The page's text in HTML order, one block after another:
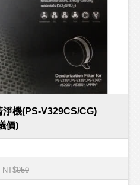
機(PS-V329CS/CG)
價)
NT$950